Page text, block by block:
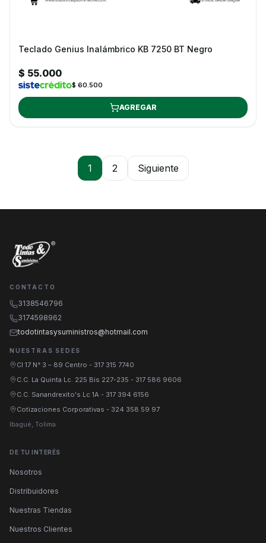
Teclado Genius Inalámbrico KB 7250 BT Negro
$ 55.000
$ 60.500
AGREGAR
1 2 Siguiente
CONTACTO
3138546796
3174598962
todotintasysuministros@hotmail.com
NUESTRAS SEDES
Cl 17 N° 3 – 89 Centro - 317 315 7740
C.C. La Quinta Lc. 225 Bis 227-235 - 317 586 9606
C.C. Sanandrexito's Lc 1A - 317 394 6156
Cotizaciones Corporativas - 324 358 59 97
Ibagué, Tolima
DE TU INTERÉS
Nosotros
Distribuidores
Nuestras Tiendas
Nuestros Clientes